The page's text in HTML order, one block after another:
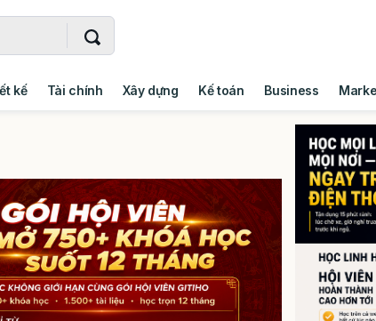
kế Tài chính Xây dựng Kế toán Business